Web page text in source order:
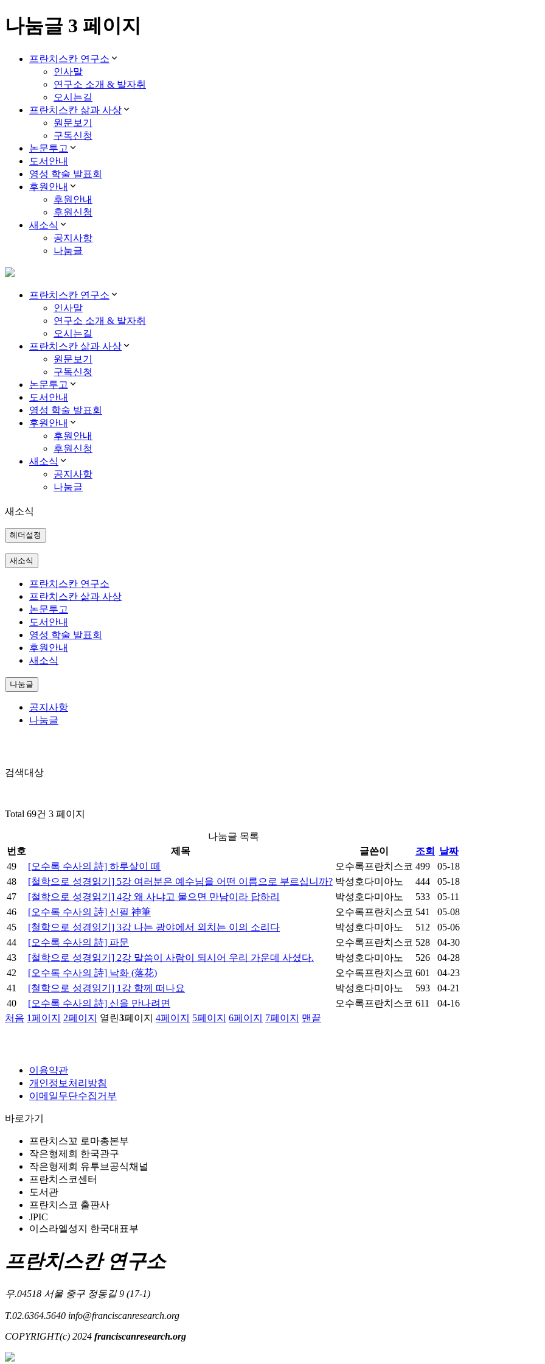
나눔글 3 페이지
프란치스칸 연구소
인사말
연구소 소개 & 발자취
오시는길
프란치스칸 삶과 사상
원문보기
구독신청
논문투고
도서안내
영성 학술 발표회
후원안내
후원안내
후원신청
새소식
공지사항
나눔글
프란치스칸 연구소
인사말
연구소 소개 & 발자취
오시는길
프란치스칸 삶과 사상
원문보기
구독신청
논문투고
도서안내
영성 학술 발표회
후원안내
후원안내
후원신청
새소식
공지사항
나눔글
새소식
헤더설정
새소식
프란치스칸 연구소
프란치스칸 삶과 사상
논문투고
도서안내
영성 학술 발표회
후원안내
새소식
나눔글
공지사항
나눔글
검색대상
Total 69건 3 페이지
나눔글 목록
번호
제목 글쓴이 조회
날짜
49
[오수록 수사의 詩] 하루살이 떼 오수록프란치스코 499
05-18
48
[철학으로 성경읽기] 5강 여러분은 예수님을 어떤 이름으로 부르십니까? 박성호다미아노 444
05-18
47
[철학으로 성경읽기] 4강 왜 사냐고 물으면 만남이라 답하리 박성호다미아노 533
05-11
46
[오수록 수사의 詩] 신필 神筆 오수록프란치스코 541
05-08
45
[철학으로 성경읽기] 3강 나는 광야에서 외치는 이의 소리다 박성호다미아노 512
05-06
44
[오수록 수사의 詩] 파문 오수록프란치스코 528
04-30
43
[철학으로 성경읽기] 2강 말씀이 사람이 되시어 우리 가운데 사셨다. 박성호다미아노 526
04-28
42
[오수록 수사의 詩] 낙화 (落花) 오수록프란치스코 601
04-23
41
[철학으로 성경읽기] 1강 함께 떠나요 박성호다미아노 593
04-21
40
[오수록 수사의 詩] 신을 만나려면 오수록프란치스코 611
04-16
처음 1페이지 2페이지 열린3페이지 4페이지 5페이지 6페이지 7페이지 맨끝
이용약관
개인정보처리방침
이메일무단수집거부
바로가기
프란치스꼬 로마총본부
작은형제회 한국관구
작은형제회 유투브공식채널
프란치스코센터
도서관
프란치스코 출판사
JPIC
이스라엘성지 한국대표부
프란치스칸 연구소
우.04518 서울 중구 정동길 9 (17-1)
T.02.6364.5640 info@franciscanresearch.org
COPYRIGHT(c) 2024 franciscanresearch.org